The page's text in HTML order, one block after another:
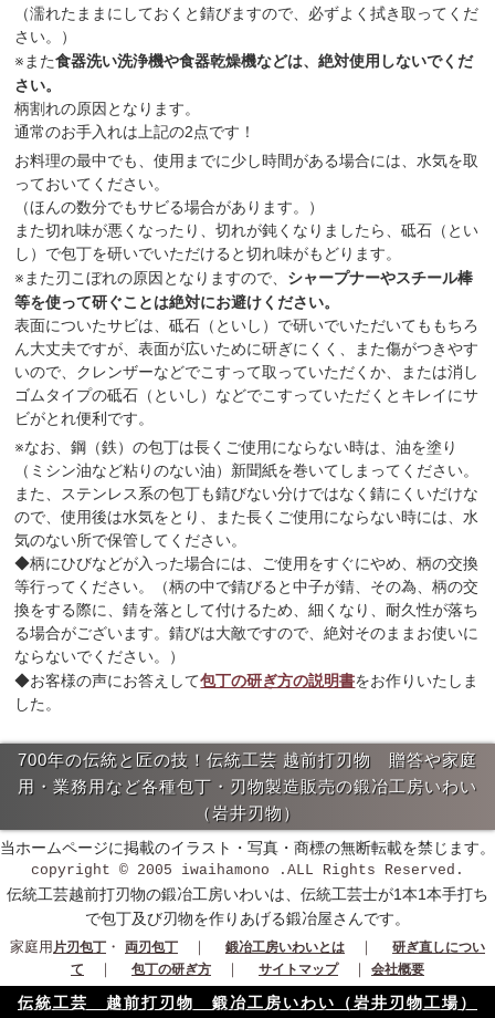
（濡れたままにしておくと錆びますので、必ずよく拭き取ってくだ
さい。）
※また食器洗い洗浄機や食器乾燥機などは、絶対使用しないでくだ
さい。
柄割れの原因となります。
通常のお手入れは上記の2点です！
お料理の最中でも、使用までに少し時間がある場合には、水気を取
っておいてください。
（ほんの数分でもサビる場合があります。）
また切れ味が悪くなったり、切れが鈍くなりましたら、砥石（とい
し）で包丁を研いでいただけると切れ味がもどります。
※また刃こぼれの原因となりますので、 シャープナーやスチール棒
等を使って研ぐことは絶対にお避けください。
表面についたサビは、砥石（といし）で研いでいただいてももちろ
ん大丈夫ですが、表面が広いために研ぎにくく、また傷がつきやす
いので、クレンザーなどでこすって取っていただくか、または消し
ゴムタイプの砥石（といし）などでこすっていただくとキレイにサ
ビがとれ便利です。
※なお、鋼（鉄）の包丁は長くご使用にならない時は、油を塗り
（ミシン油など粘りのない油）新聞紙を巻いてしまってください。
また、ステンレス系の包丁も錆びない分けではなく錆にくいだけな
ので、使用後は水気をとり、また長くご使用にならない時には、水
気のない所で保管してください。
◆柄にひびなどが入った場合には、ご使用をすぐにやめ、柄の交換
等行ってください。（柄の中で錆びると中子が錆、その為、柄の交
換をする際に、錆を落として付けるため、細くなり、耐久性が落ち
る場合がございます。錆びは大敵ですので、絶対そのままお使いに
ならないでください。）
◆お客様の声にお答えして包丁の研ぎ方の説明書をお作りいたしま
した。
700年の伝統と匠の技！伝統工芸 越前打刃物 贈答や家庭
用・業務用など各種包丁・刃物製造販売の鍛冶工房いわい
（岩井刃物）
当ホームページに掲載のイラスト・写真・商標の無断転載を禁じます。
copyright © 2005 iwaihamono .ALL Rights Reserved.
伝統工芸越前打刃物の鍛冶工房いわいは、伝統工芸士が1本1本手打ち
で包丁及び刃物を作りあげる鍛冶屋さんです。
家庭用 片刃包丁 ・ 両刃包丁 ｜ 鍛冶工房いわいとは ｜ 研ぎ直しについ
て
｜ 包丁の研ぎ方 ｜ サイトマップ｜ 会社概要
伝統工芸 越前打刃物 鍛冶工房いわい（岩井刃物工場）